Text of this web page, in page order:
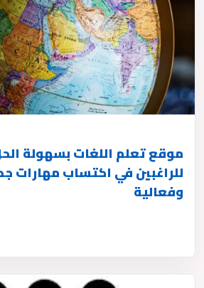
موقع تعلم اللغات بسهولة
للراغبين في اكتساب مهارات
وفعالية